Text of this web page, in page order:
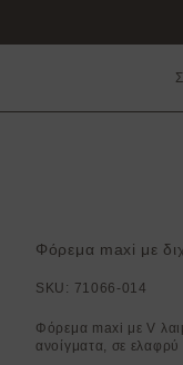
Φόρεμα maxi με
SKU: 71066-014
Φόρεμα maxi με V
ανοίγματα, σε